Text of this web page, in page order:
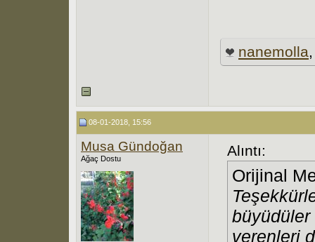
nanemolla
08-01-2018, 15:56
Musa Gündoğan
Ağaç Dostu Alıntı:
Orijinal
verenleri